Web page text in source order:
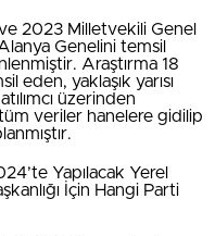
2023 Milletvekili Genel
Genelini temsil
Araştırma 18
eden, yaklaşık yarısı
üzerinden
veriler hanelere gidilip
Yapılacak Yerel
İçin Hangi Parti